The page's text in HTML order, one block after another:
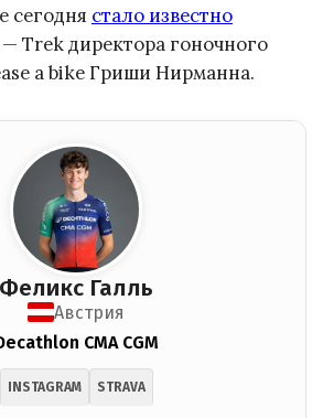
сегодня стало известно
Trek директора гоночного
a bike Гриши Нирманна.
Феликс Галль
Австрия
CMA CGM
INSTAGRAM STRAVA